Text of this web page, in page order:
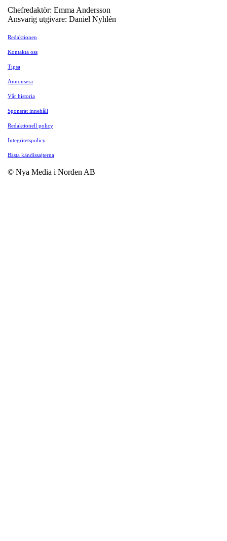
Chefredaktör: Emma Andersson
Ansvarig utgivare: Daniel Nyhlén
Redaktionen
Kontakta oss
Tipsa
Annonsera
Vår historia
Sponsrat innehåll
Redaktionell policy
Integritetspolicy
Bästa kändissajterna
© Nya Media i Norden AB